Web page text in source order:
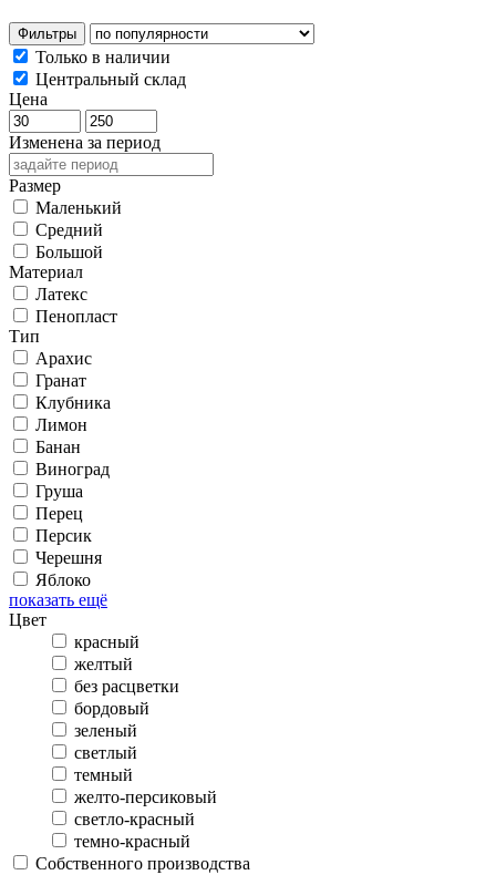
Фильтры
Только в наличии
Центральный склад
Цена
Изменена за период
Размер
Маленький
Средний
Большой
Материал
Латекс
Пенопласт
Тип
Арахис
Гранат
Клубника
Лимон
Банан
Виноград
Груша
Перец
Персик
Черешня
Яблоко
показать ещё
Цвет
красный
желтый
без расцветки
бордовый
зеленый
светлый
темный
желто-персиковый
светло-красный
темно-красный
Собственного производства